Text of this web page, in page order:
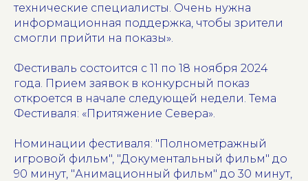
технические специалисты. Очень нужна
информационная поддержка, чтобы зрители
смогли прийти на показы».
Фестиваль состоится с 11 по 18 ноября 2024
года. Прием заявок в конкурсный показ
откроется в начале следующей недели. Тема
Фестиваля: «Притяжение Севера».
Номинации фестиваля: "Полнометражный
игровой фильм", "Документальный фильм" до
90 минут, "Анимационный фильм" до 30 минут,